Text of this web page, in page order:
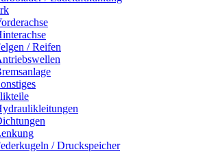
/ Reifen
/ Druckspeicher